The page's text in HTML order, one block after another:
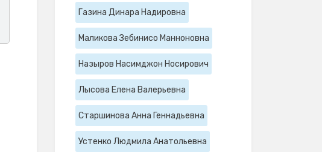
Газина Динара Надировна
Маликова Зебинисо Манноновна
Назыров Насимджон Носирович
Лысова Елена Валерьевна
Старшинова Анна Геннадьевна
Устенко Людмила Анатольевна